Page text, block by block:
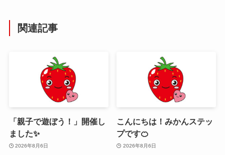
関連記事
「親子で遊ぼう！」開催し
ました✨
2026年8月6日
こんにちは！みかんステッ
プです🍊
2026年8月6日